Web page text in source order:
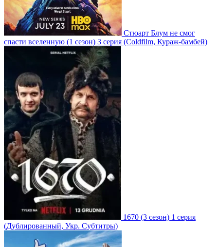
Стюарт Блум не смог
спасти вселенную (1 сезон) 3 серия (Coldfilm, Кураж-бамбей)
1670 (3 сезон) 1 серия
(Дублированный, Укр. Субтитры)